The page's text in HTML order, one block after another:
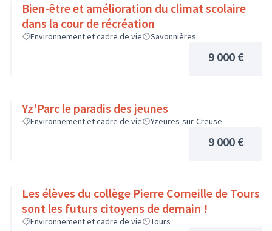
Bien-être et amélioration du climat scolaire
dans la cour de récréation
Environnement et cadre de vie Savonnières
9 000 €
Yz'Parc le paradis des jeunes
Environnement et cadre de vie Yzeures-sur-Creuse
9 000 €
Les élèves du collège Pierre Corneille de Tours
sont les futurs citoyens de demain !
Environnement et cadre de vie Tours